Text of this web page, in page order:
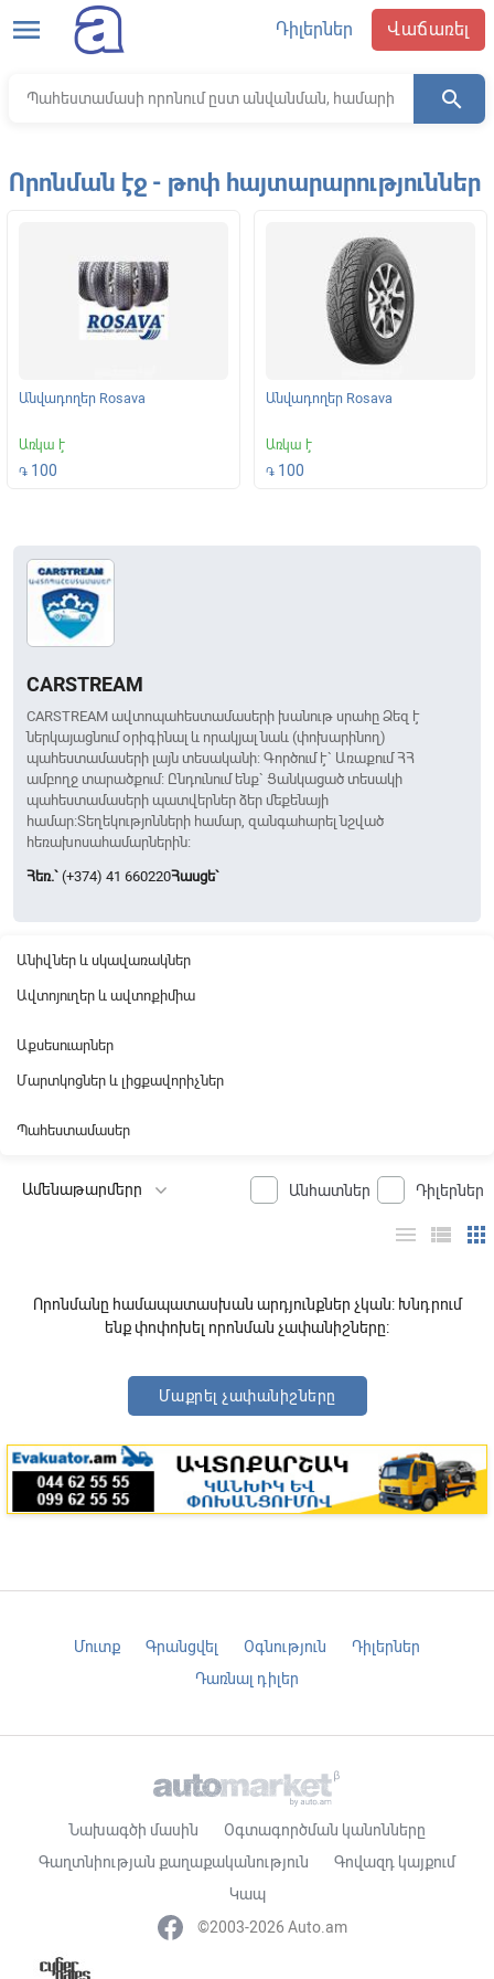
menu Դիլերներ Վաճառել
search
Որոնման էջ - թոփ հայտարարություններ
Անվադողեր Rosava
Առկա է
֏ 100
Անվադողեր Rosava
Առկա է
֏ 100
CARSTREAM
CARSTREAM ավտոպահեստամասերի խանութ սրահը Ձեզ է
ներկայացնում օրիգինալ և որակյալ նաև (փոխարինող)
պահեստամասերի լայն տեսականի: Գործում է` Առաքում ՀՀ
ամբողջ տարածքում։ Ընդունում ենք` Ցանկացած տեսակի
պահեստամասերի պատվերներ ձեր մեքենայի
համար։Տեղեկությոնների համար, զանգահարել նշված
հեռախոսահամարներին։
Հեռ.` (+374) 41 660220Հասցե`
Անիվներ և սկավառակներ
Ավտոյուղեր և ավտոքիմիա
Աքսեսուարներ
Մարտկոցներ և լիցքավորիչներ
Պահեստամասեր
Անհատներ Դիլերներ
apps
view_list
menu
Որոնմանը համապատասխան արդյունքներ չկան: Խնդրում
ենք փոփոխել որոնման չափանիշները:
Մաքրել չափանիշները
Մուտք Գրանցվել Օգնություն
Դիլերներ
Դառնալ դիլեր
Նախագծի մասին
Օգտագործման կանոնները
Գաղտնիության քաղաքականություն
Գովազդ կայքում
Կապ
©2003-2026 Auto.am